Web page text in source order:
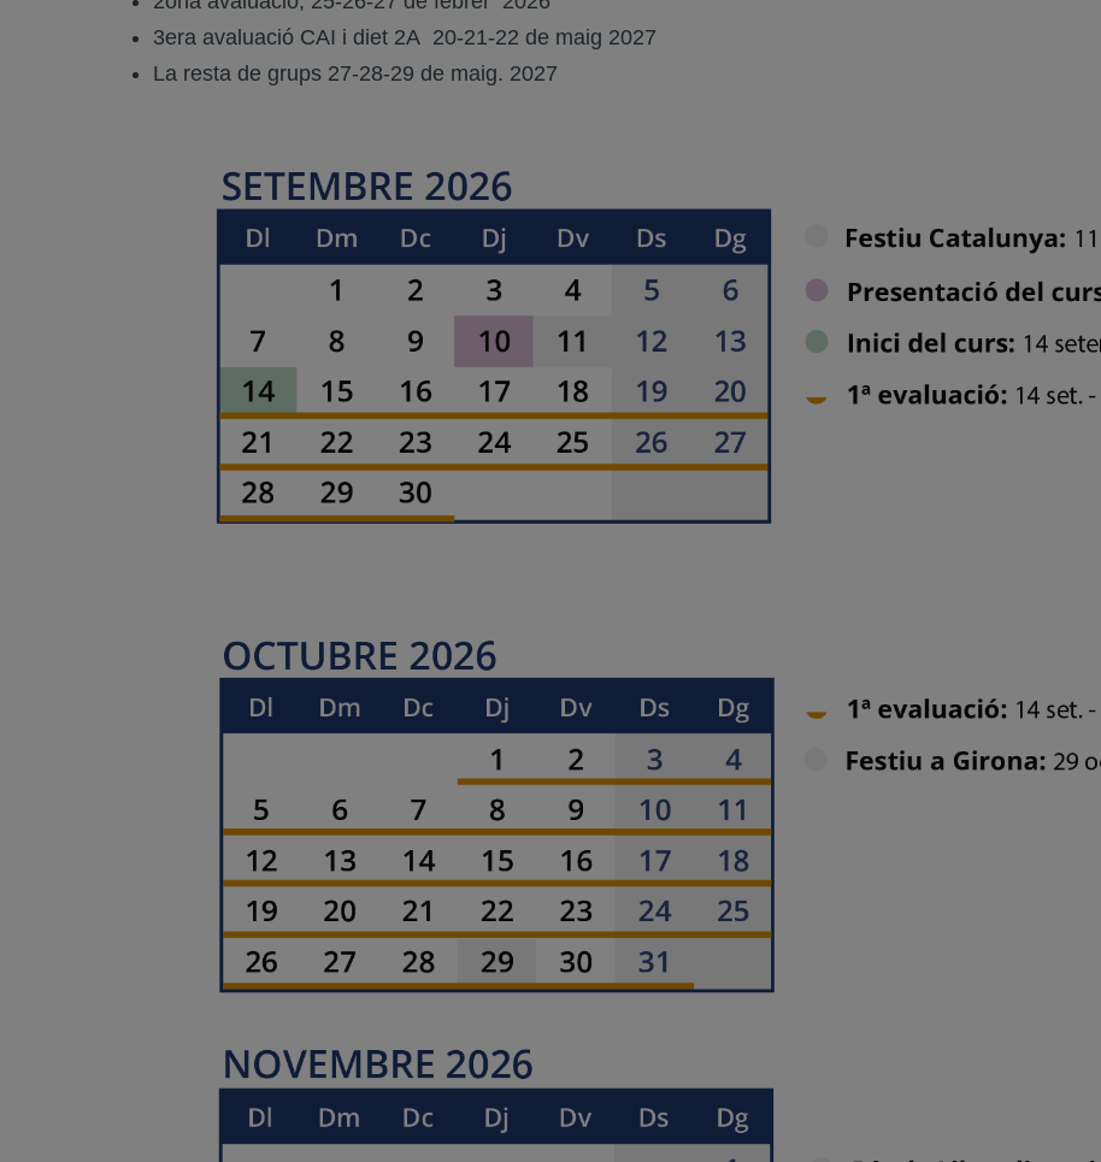
3era avaluació CAI i diet 2A 20-21-22 de maig 2027
La resta de grups 27-28-29 de maig. 2027